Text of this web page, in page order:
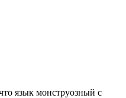
язык монструозный с